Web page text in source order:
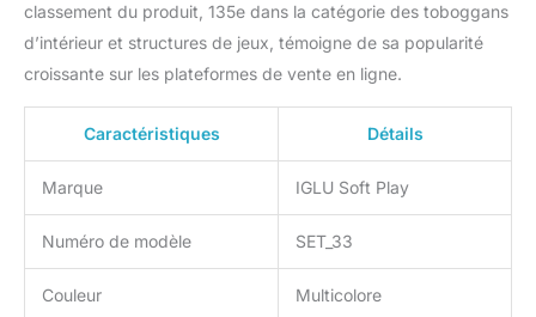
classement du produit, 135e dans la catégorie des toboggans
d’intérieur et structures de jeux, témoigne de sa popularité
croissante sur les plateformes de vente en ligne.
Caractéristiques Détails
Marque IGLU Soft Play
Numéro de modèle SET_33
Couleur Multicolore